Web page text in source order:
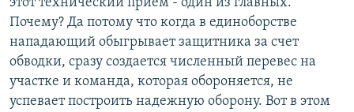
Почему? Да потому что когда в единоборстве
нападающий обыгрывает защитника за счет
обводки, сразу создается численный перевес на
участке и команда, которая обороняется, не
успевает построить надежную оборону. Вот в этом